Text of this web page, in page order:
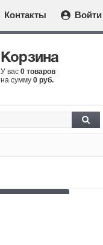
Контакты Войти
Корзина
У вас 0 товаров
на сумму 0 руб.